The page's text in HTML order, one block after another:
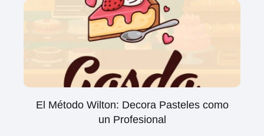
El Método Wilton: Decora Pasteles como
un Profesional